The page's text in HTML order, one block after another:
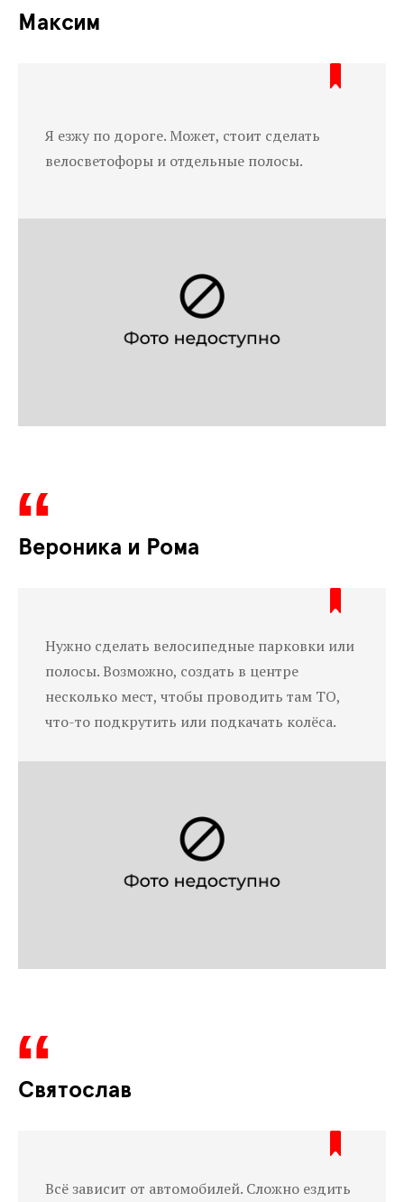
Максим
Я езжу по дороге. Может, стоит сделать
велосветофоры и отдельные полосы.
Вероника и Рома
Нужно сделать велосипедные парковки или
полосы. Возможно, создать в центре
несколько мест, чтобы проводить там ТО,
что-то подкрутить или подкачать колёса.
Святослав
Всё зависит от автомобилей. Сложно ездить